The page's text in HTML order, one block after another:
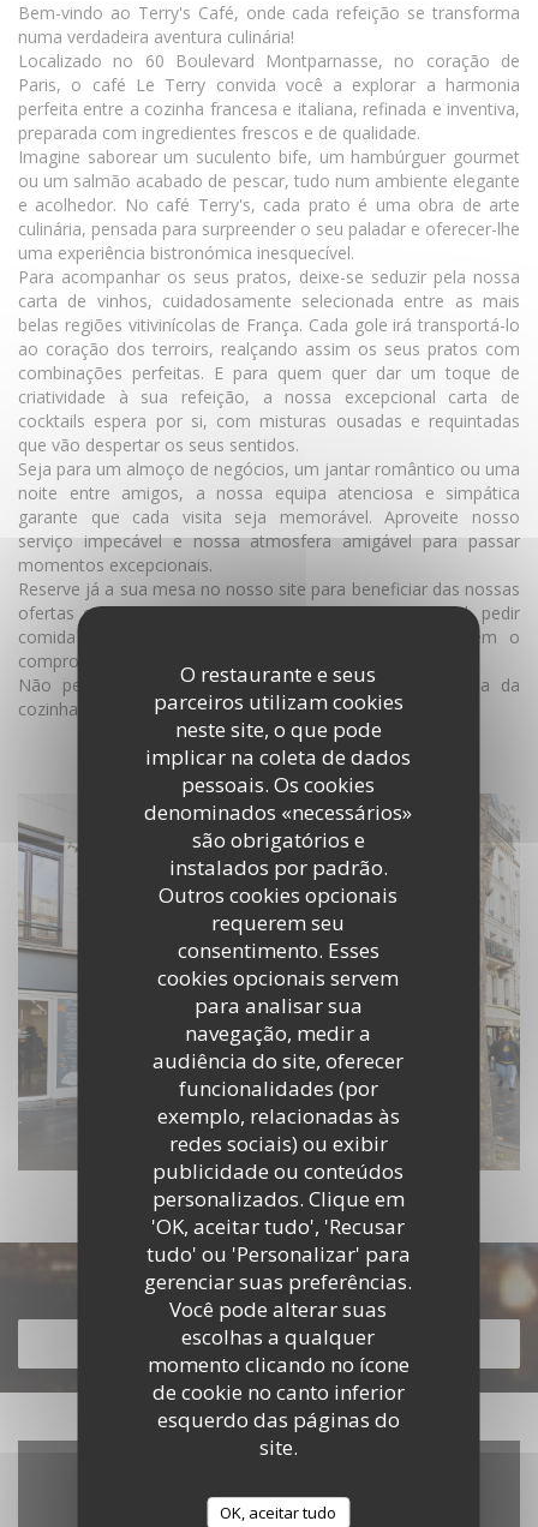
O restaurante e seus
parceiros utilizam cookies
neste site, o que pode
implicar na coleta de dados
pessoais. Os cookies
denominados «necessários»
são obrigatórios e
instalados por padrão.
Outros cookies opcionais
requerem seu
consentimento. Esses
cookies opcionais servem
para analisar sua
navegação, medir a
audiência do site, oferecer
funcionalidades (por
exemplo, relacionadas às
redes sociais) ou exibir
publicidade ou conteúdos
personalizados. Clique em
'OK, aceitar tudo', 'Recusar
tudo' ou 'Personalizar' para
gerenciar suas preferências.
Você pode alterar suas
escolhas a qualquer
momento clicando no ícone
de cookie no canto inferior
esquerdo das páginas do
site.
OK, aceitar tudo
Bem-vindo ao Terry's Café, onde cada refeição se transforma
numa verdadeira aventura culinária!
Localizado no 60 Boulevard Montparnasse, no coração de
Paris, o café Le Terry convida você a explorar a harmonia
perfeita entre a cozinha francesa e italiana, refinada e inventiva,
preparada com ingredientes frescos e de qualidade.
Imagine saborear um suculento bife, um hambúrguer gourmet
ou um salmão acabado de pescar, tudo num ambiente elegante
e acolhedor. No café Terry's, cada prato é uma obra de arte
culinária, pensada para surpreender o seu paladar e oferecer-lhe
uma experiência bistronómica inesquecível.
Para acompanhar os seus pratos, deixe-se seduzir pela nossa
carta de vinhos, cuidadosamente selecionada entre as mais
belas regiões vitivinícolas de França. Cada gole irá transportá-lo
ao coração dos terroirs, realçando assim os seus pratos com
combinações perfeitas. E para quem quer dar um toque de
criatividade à sua refeição, a nossa excepcional carta de
cocktails espera por si, com misturas ousadas e requintadas
que vão despertar os seus sentidos.
Seja para um almoço de negócios, um jantar romântico ou uma
noite entre amigos, a nossa equipa atenciosa e simpática
garante que cada visita seja memorável. Aproveite nosso
serviço impecável e nossa atmosfera amigável para passar
momentos excepcionais.
Reserve já a sua mesa no nosso site para beneficiar das nossas
ofertas exclusivas. Quer você opte por jantar no local, pedir
comida para viagem ou entregá-la, o Terry's Café tem o
compromisso de fornecer qualidade e serviço impecáveis.
Não perca esta oportunidade de descobrir a excelência da
cozinha franco-italiana no coração de Paris!
DESCUBRA A ÁREA
Descubra o nosso menu
DESCUBRA O NOSSO MENU